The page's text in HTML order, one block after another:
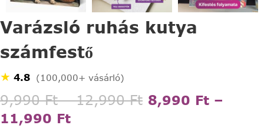
Varázsló ruhás kutya
számfestő
★ 4.8 (100,000+ vásárló)
9,990Ft – 12,990Ft 8,990 Ft –
11,990 Ft